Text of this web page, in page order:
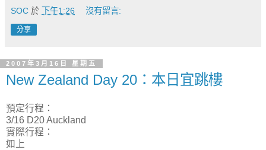
SOC 於 下午1:26 沒有留言:
分享
2007年3月16日 星期五
New Zealand Day 20：本日宜跳樓
預定行程：
3/16 D20 Auckland
實際行程：
如上